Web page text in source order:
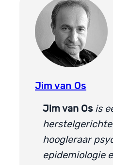
Jim van Os
Jim van Os is
hoogleraar
epidemiologie